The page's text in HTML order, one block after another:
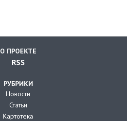
О ПРОЕКТЕ
RSS
РУБРИКИ
Новости
Статьи
Картотека